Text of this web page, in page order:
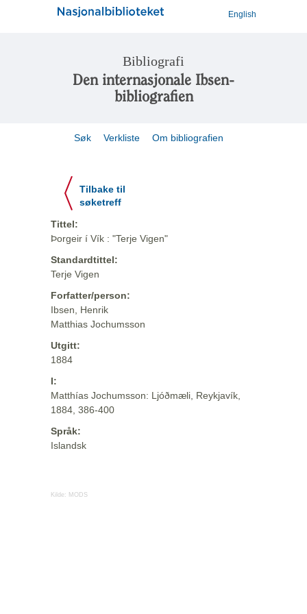
English
Bibliografi
Den internasjonale Ibsen-
bibliografien
Søk Verkliste Om bibliografien
Tilbake til
søketreff
Tittel:
Þorgeir í Vík : "Terje Vigen"
Standardtittel:
Terje Vigen
Forfatter/person:
Ibsen, Henrik
Matthias Jochumsson
Utgitt:
1884
I:
Matthías Jochumsson: Ljóðmæli, Reykjavík,
1884, 386-400
Språk:
Islandsk
Kilde: MODS